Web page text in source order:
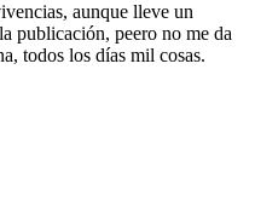
aunque lleve un
publicación, peero no me da
todos los días mil cosas.